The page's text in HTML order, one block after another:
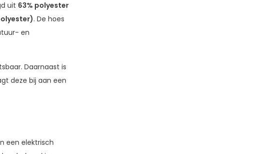
uit 63% polyester
. De hoes
en
Daarnaast is
deze bij aan een
een elektrisch